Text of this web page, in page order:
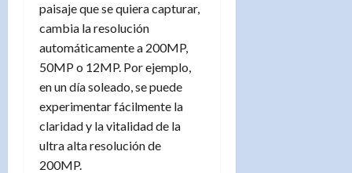
paisaje que se quiera capturar,
cambia la resolución
automáticamente a 200MP,
50MP o 12MP. Por ejemplo,
en un día soleado, se puede
experimentar fácilmente la
claridad y la vitalidad de la
ultra alta resolución de
200MP.